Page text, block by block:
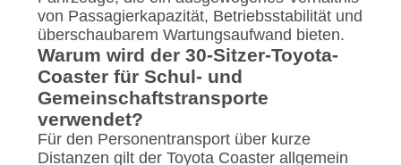
von Passagierkapazität, Betriebsstabilität und
überschaubarem Wartungsaufwand bieten.
Warum wird der 30-Sitzer-Toyota-
Coaster für Schul- und
Gemeinschaftstransporte
verwendet?
Für den Personentransport über kurze
Distanzen gilt der Toyota Coaster allgemein